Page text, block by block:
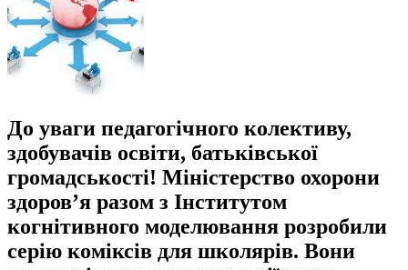
До уваги педагогічного колективу,
здобувачів освіти, батьківської
громадськості! Міністерство охорони
здоров’я разом з Інститутом
когнітивного моделювання розробили
серію коміксів для школярів. Вони